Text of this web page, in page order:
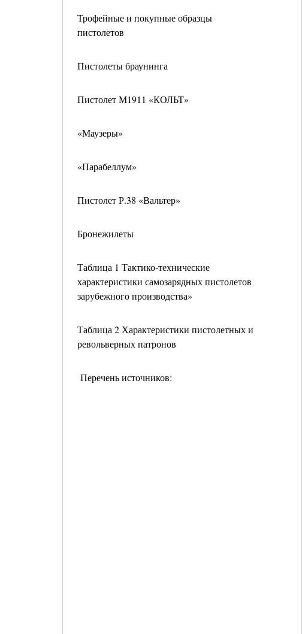
Трофейные и покупные образцы
пистолетов
Пистолеты браунинга
Пистолет М1911 «КОЛЬТ»
«Маузеры»
«Парабеллум»
Пистолет Р.38 «Вальтер»
Бронежилеты
Таблица 1 Тактико-технические
характеристики самозарядных пистолетов
зарубежного производства»
Таблица 2 Характеристики пистолетных и
револьверных патронов
Перечень источников: